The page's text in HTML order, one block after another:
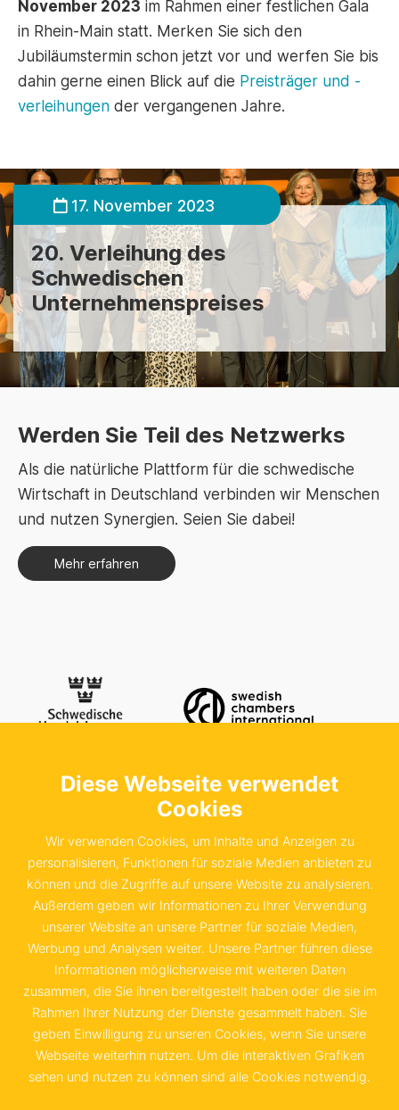
November 2023 im Rahmen einer festlichen Gala
in Rhein-Main statt. Merken Sie sich den
Jubiläumstermin schon jetzt vor und werfen Sie bis
dahin gerne einen Blick auf die Preisträger und -
verleihungen der vergangenen Jahre.
17. November 2023
20. Verleihung des
Schwedischen
Unternehmenspreises
Werden Sie Teil des Netzwerks
Als die natürliche Plattform für die schwedische
Wirtschaft in Deutschland verbinden wir Menschen
und nutzen Synergien. Seien Sie dabei!
Mehr erfahren
Kontaktieren Sie uns
Schwedische Handelskammer in der
Sachsenstraße 6
20097 Hamburg
+49 40 655 874 0
info@schwedenkammer.de
Kontakt Impressum
Diese Webseite verwendet
Cookies
Wir verwenden Cookies, um Inhalte und Anzeigen zu
personalisieren, Funktionen für soziale Medien anbieten zu
können und die Zugriffe auf unsere Website zu analysieren.
Außerdem geben wir Informationen zu Ihrer Verwendung
unserer Website an unsere Partner für soziale Medien,
Werbung und Analysen weiter. Unsere Partner führen diese
Informationen möglicherweise mit weiteren Daten
zusammen, die Sie ihnen bereitgestellt haben oder die sie im
Rahmen Ihrer Nutzung der Dienste gesammelt haben. Sie
geben Einwilligung zu unseren Cookies, wenn Sie unsere
Webseite weiterhin nutzen. Um die interaktiven Grafiken
sehen und nutzen zu können sind alle Cookies notwendig.